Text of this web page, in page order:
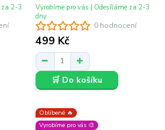
za 2-3
0 hodnocení
499 Kč
Vyrobíme pro vás | Odesíláme za 2-3
dny
🛒 Do košíku
Oblíbené 🔥
Vyrobíme pro vás 🎨